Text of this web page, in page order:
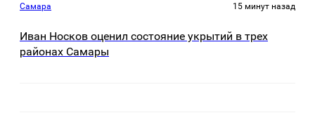
Самара 15 минут назад
Иван Носков оценил состояние укрытий в трех
районах Самары